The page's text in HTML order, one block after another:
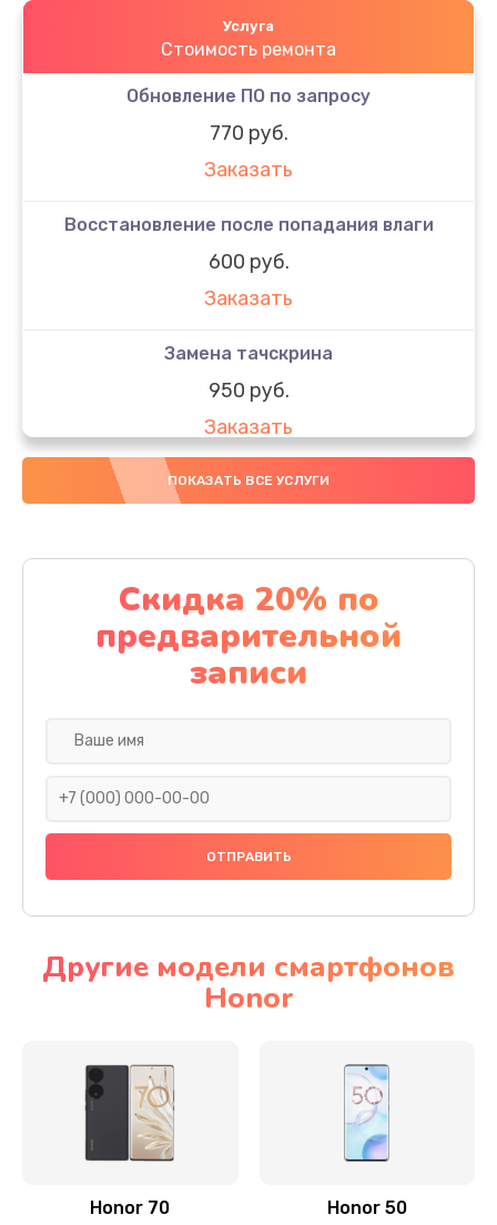
Услуга
Стоимость ремонта
Обновление ПО по запросу
770 руб.
Заказать
Восстановление после попадания влаги
600 руб.
Заказать
Замена тачскрина
950 руб.
Заказать
Замена динамиков
Заказать
Замена стекла
990 руб.
Заказать
Замена задней камеры
Замена динамика
Замена стекла камеры
Замена задней крышки
ПОКАЗАТЬ ВСЕ УСЛУГИ
Скидка 20% по
предварительной
записи
Другие модели смартфонов
Honor
Honor 70 Honor 50